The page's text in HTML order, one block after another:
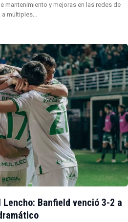
mantenimiento y mejoras en las redes de
múltiples…
Banfield venció 3-2 a